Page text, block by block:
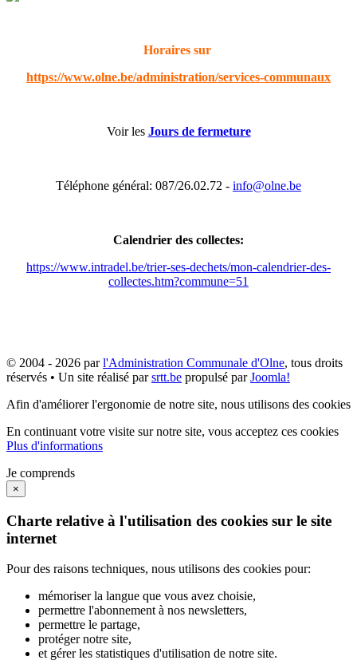
Horaires sur
https://www.olne.be/administration/services-communaux
Voir les Jours de fermeture
Téléphone général: 087/26.02.72 - info@olne.be
Calendrier des collectes:
https://www.intradel.be/trier-ses-dechets/mon-calendrier-des-
collectes.htm?commune=51
© 2004 - 2026 parl'Administration Communale d'Olne, tous droits
réservés • Un site réalisé parsrtt.be propulsé parJoomla!
Afin d'améliorer l'ergonomie de notre site, nous utilisons des cookies
En continuant votre visite sur notre site, vous acceptez ces cookies
Plus d'informations
Je comprends
×
Charte relative à l'utilisation des cookies sur le site
internet
Pour des raisons techniques, nous utilisons des cookies pour:
mémoriser la langue que vous avez choisie,
permettre l'abonnement à nos newsletters,
permettre le partage,
protéger notre site,
et gérer les statistiques d'utilisation de notre site.